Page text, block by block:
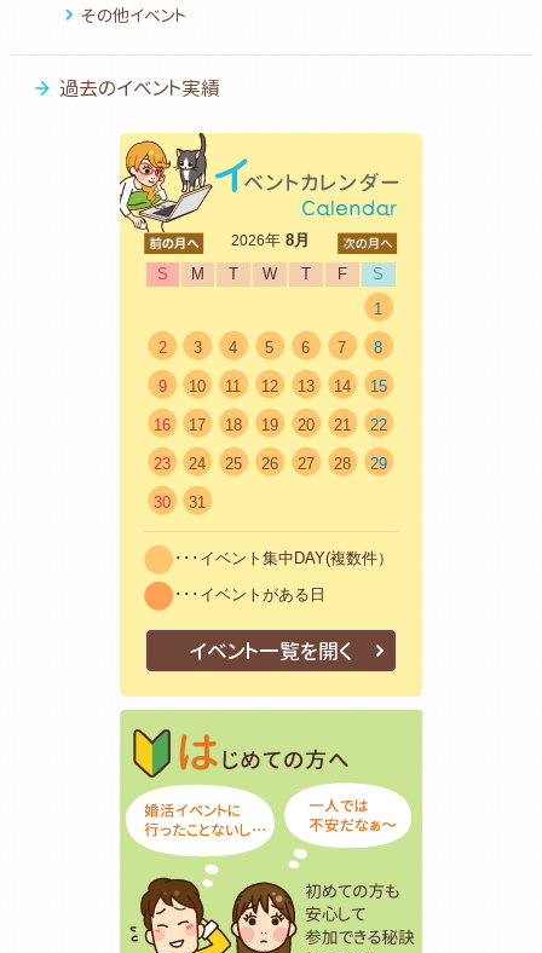
その他イベント
過去のイベント実績
2026年8月
S
M T W T F
S
1
2 3 4 5 6 7 8
9 10 11 12 13 14 15
16 17 18 19 20 21 22
23 24 25 26 27 28 29
30 31
･･･イベント集中DAY(複数件）
･･･イベントがある日
イベント一覧を開く
はじめての方